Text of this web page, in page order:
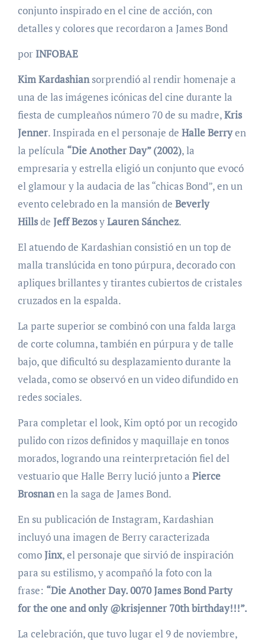
conjunto inspirado en el cine de acción, con
detalles y colores que recordaron a James Bond
porINFOBAE
Kim Kardashiansorprendió al rendir homenaje a
una de las imágenes icónicas del cine durante la
fiesta de cumpleaños número 70 de su madre,Kris
Jenner. Inspirada en el personaje de Halle Berryen
la película “Die Another Day” (2002), la
empresaria y estrella eligió un conjunto que evocó
el glamour y la audacia de las “chicas Bond”, en un
evento celebrado en la mansión de Beverly
Hillsde Jeff BezosyLauren Sánchez.
El atuendo de Kardashian consistió en un top de
malla translúcida en tono púrpura, decorado con
apliques brillantes y tirantes cubiertos de cristales
cruzados en la espalda.
La parte superior se combinó con una falda larga
de corte columna, también en púrpura y de talle
bajo, que dificultó su desplazamiento durante la
velada, como se observó en un video difundido en
redes sociales.
Para completar el look, Kim optó por un recogido
pulido con rizos definidos y maquillaje en tonos
morados, logrando una reinterpretación fiel del
vestuario que Halle Berry lució junto a Pierce
Brosnanen la saga de James Bond.
En su publicación de Instagram, Kardashian
incluyó una imagen de Berry caracterizada
comoJinx, el personaje que sirvió de inspiración
para su estilismo, y acompañó la foto con la
frase: “Die Another Day. 0070 James Bond Party
for the one and only @krisjenner 70th birthday!!!”.
La celebración, que tuvo lugar el 9 de noviembre,